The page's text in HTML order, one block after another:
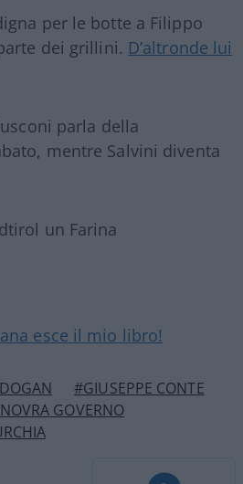
per le botte a Filippo
dei grillini. D’altronde lui
parla della
mentre Salvini diventa
un Farina
esce il mio libro!
#GIUSEPPE CONTE
GOVERNO